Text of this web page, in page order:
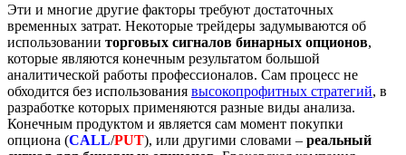
Эти и многие другие факторы требуют достаточных
временных затрат. Некоторые трейдеры задумываются об
использовании торговых сигналов бинарных опционов,
которые являются конечным результатом большой
аналитической работы профессионалов. Сам процесс не
обходится без использования высокопрофитных стратегий, в
разработке которых применяются разные виды анализа.
Конечным продуктом и является сам момент покупки
опциона (CALL/PUT), или другими словами – реальный